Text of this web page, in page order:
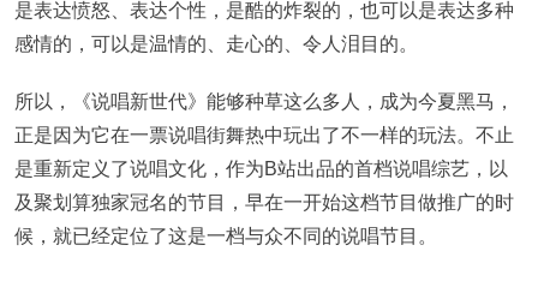
是表达愤怒、表达个性，是酷的炸裂的，也可以是表达多种
感情的，可以是温情的、走心的、令人泪目的。
所以，《说唱新世代》能够种草这么多人，成为今夏黑马，
正是因为它在一票说唱街舞热中玩出了不一样的玩法。不止
是重新定义了说唱文化，作为B站出品的首档说唱综艺，以
及聚划算独家冠名的节目，早在一开始这档节目做推广的时
候，就已经定位了这是一档与众不同的说唱节目。